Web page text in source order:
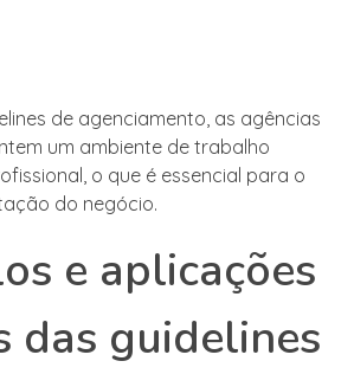
de agenciamento, as agências
um ambiente de trabalho
o que é essencial para o
do negócio.
e aplicações
das guidelines